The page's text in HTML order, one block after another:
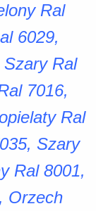
Ral
6029,
Ral
7016,
Ral
Szary
Ral 8001,
Orzech